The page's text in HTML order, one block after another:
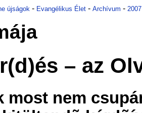
újságok - Evangélikus Élet - Archívum - 2007
– az
most nem